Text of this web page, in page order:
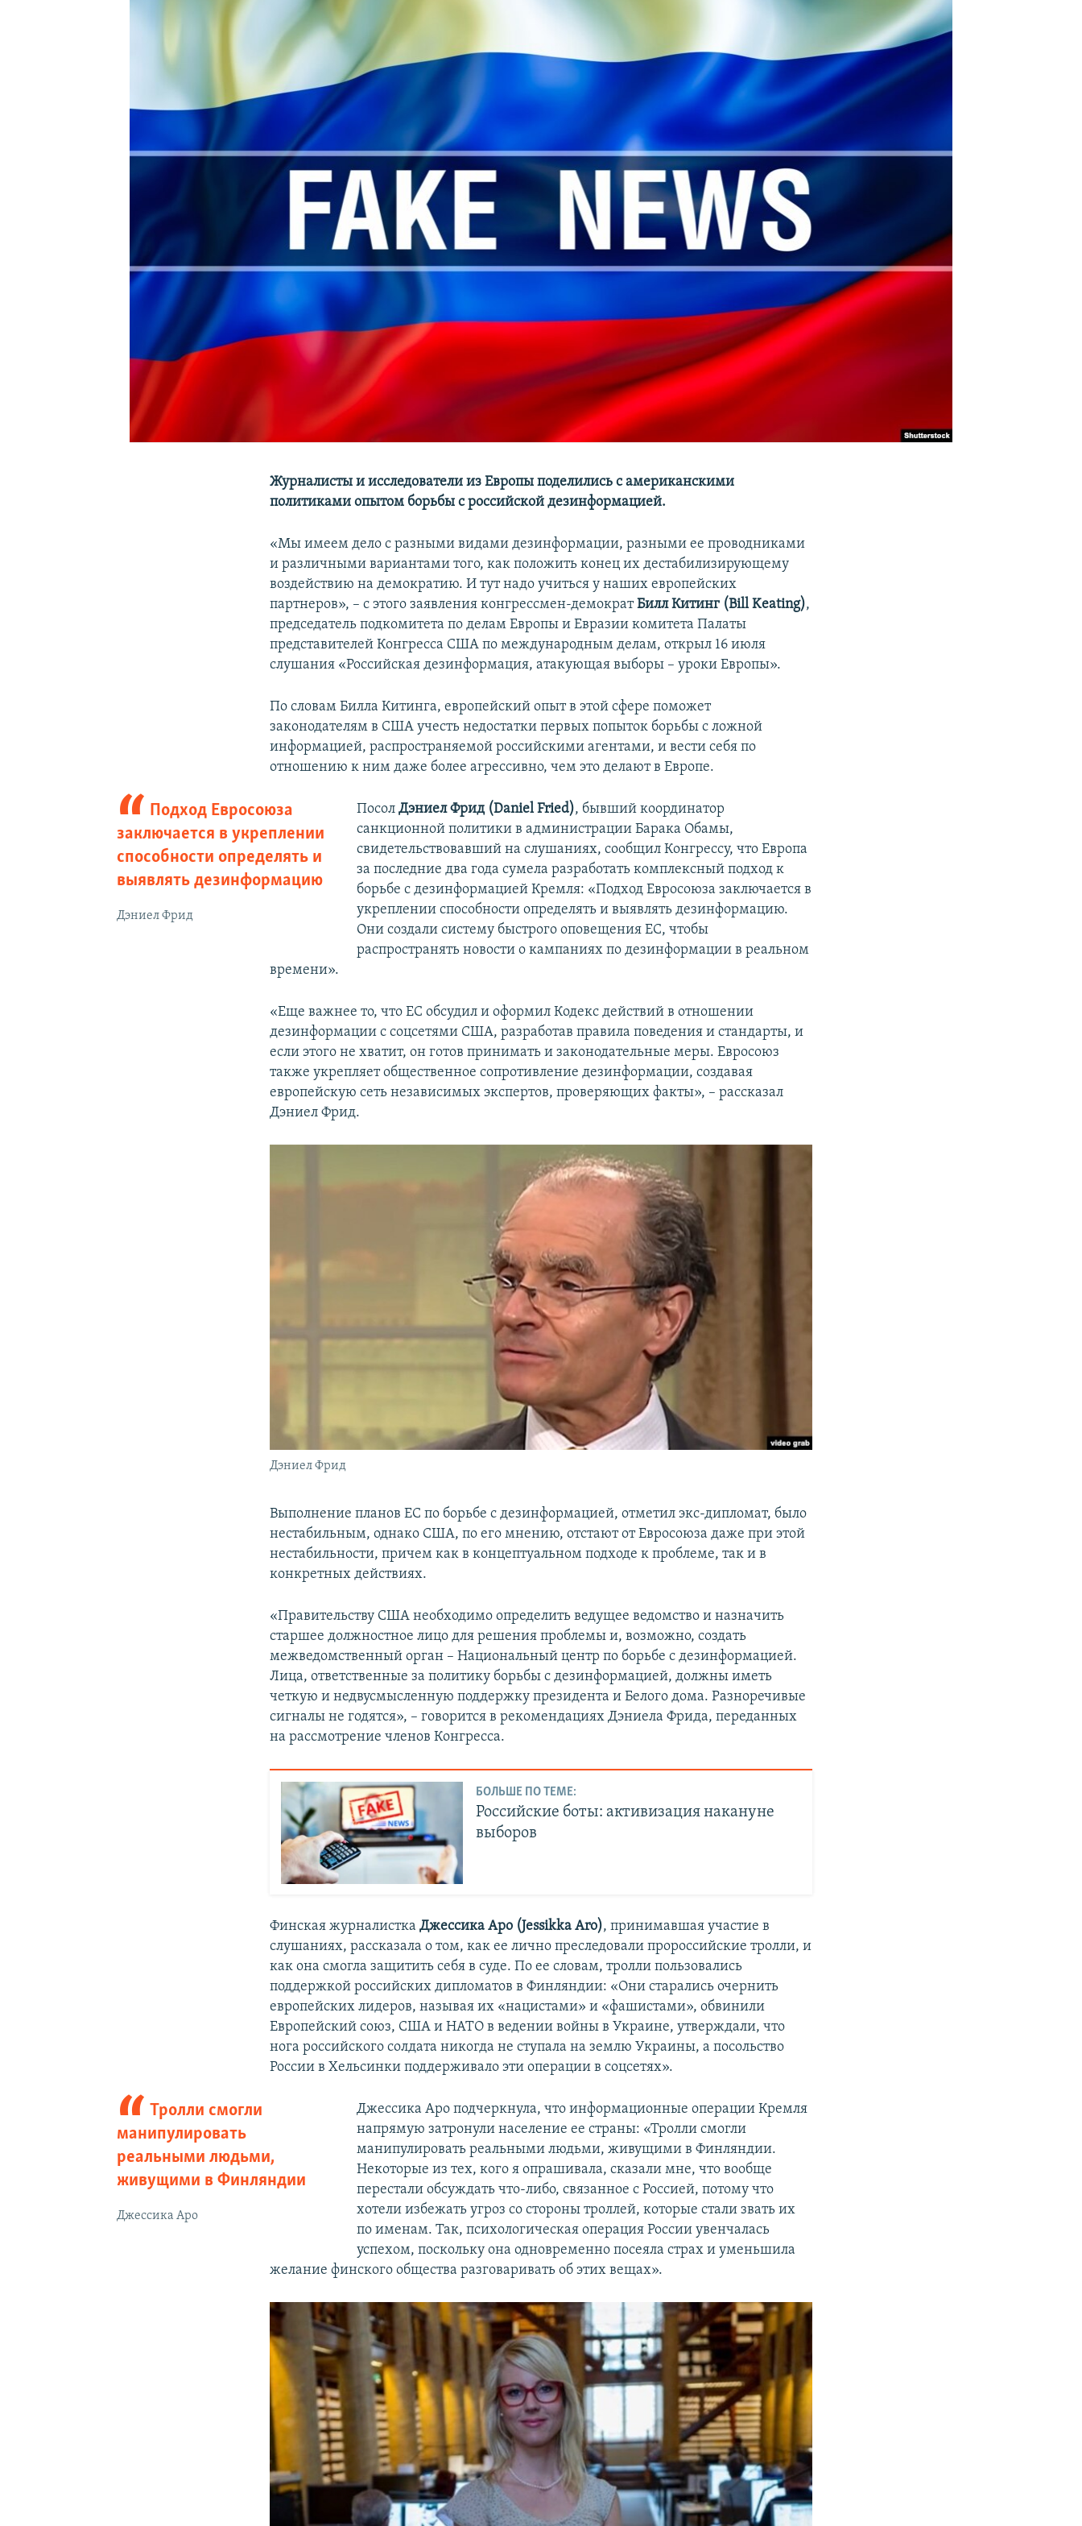
Журналисты и исследователи из Европы поделились с американскими
политиками опытом борьбы с российской дезинформацией.
«Мы имеем дело с разными видами дезинформации, разными ее проводниками
и различными вариантами того, как положить конец их дестабилизирующему
воздействию на демократию. И тут надо учиться у наших европейских
партнеров», – с этого заявления конгрессмен-демократБилл Китинг (Bill Keating),
председатель подкомитета по делам Европы и Евразии комитета Палаты
представителей Конгресса США по международным делам, открыл 16 июля
слушания «Российская дезинформация, атакующая выборы – уроки Европы».
По словам Билла Китинга, европейский опыт в этой сфере поможет
законодателям в США учесть недостатки первых попыток борьбы с ложной
информацией, распространяемой российскими агентами, и вести себя по
отношению к ним даже более агрессивно, чем это делают в Европе.
Подход Евросоюза
заключается в укреплении
способности определять и
выявлять дезинформацию
Дэниел Фрид
Посол Дэниел Фрид (Daniel Fried), бывший координатор
санкционной политики в администрации Барака Обамы,
свидетельствовавший на слушаниях, сообщил Конгрессу, что Европа
за последние два года сумела разработать комплексный подход к
борьбе с дезинформацией Кремля: «Подход Евросоюза заключается в
укреплении способности определять и выявлять дезинформацию.
Они создали систему быстрого оповещения ЕС, чтобы
распространять новости о кампаниях по дезинформации в реальном
времени».
«Еще важнее то, что ЕС обсудил и оформил Кодекс действий в отношении
дезинформации с соцсетями США, разработав правила поведения и стандарты, и
если этого не хватит, он готов принимать и законодательные меры. Евросоюз
также укрепляет общественное сопротивление дезинформации, создавая
европейскую сеть независимых экспертов, проверяющих факты», – рассказал
Дэниел Фрид.
Дэниел Фрид
Выполнение планов ЕС по борьбе с дезинформацией, отметил экс-дипломат, было
нестабильным, однако США, по его мнению, отстают от Евросоюза даже при этой
нестабильности, причем как в концептуальном подходе к проблеме, так и в
конкретных действиях.
«Правительству США необходимо определить ведущее ведомство и назначить
старшее должностное лицо для решения проблемы и, возможно, создать
межведомственный орган – Национальный центр по борьбе с дезинформацией.
Лица, ответственные за политику борьбы с дезинформацией, должны иметь
четкую и недвусмысленную поддержку президента и Белого дома. Разноречивые
сигналы не годятся», – говорится в рекомендациях Дэниела Фрида, переданных
на рассмотрение членов Конгресса.
БОЛЬШЕ ПО ТЕМЕ:
Российские боты: активизация накануне
выборов
Финская журналисткаДжессика Аро (Jessikka Aro), принимавшая участие в
слушаниях, рассказала о том, как ее лично преследовали пророссийские тролли, и
как она смогла защитить себя в суде. По ее словам, тролли пользовались
поддержкой российских дипломатов в Финляндии: «Они старались очернить
европейских лидеров, называя их «нацистами» и «фашистами», обвинили
Европейский союз, США и НАТО в ведении войны в Украине, утверждали, что
нога российского солдата никогда не ступала на землю Украины, а посольство
России в Хельсинки поддерживало эти операции в соцсетях».
Тролли смогли
манипулировать
реальными людьми,
живущими в Финляндии
Джессика Аро
Джессика Аро подчеркнула, что информационные операции Кремля
напрямую затронули население ее страны: «Тролли смогли
манипулировать реальными людьми, живущими в Финляндии.
Некоторые из тех, кого я опрашивала, сказали мне, что вообще
перестали обсуждать что-либо, связанное с Россией, потому что
хотели избежать угроз со стороны троллей, которые стали звать их
по именам. Так, психологическая операция России увенчалась
успехом, поскольку она одновременно посеяла страх и уменьшила
желание финского общества разговаривать об этих вещах».